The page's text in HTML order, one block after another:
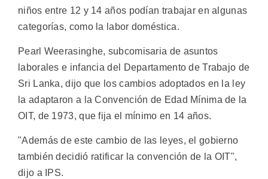
niños entre 12 y 14 años podían trabajar en algunas
categorías, como la labor doméstica.
Pearl Weerasinghe, subcomisaria de asuntos
laborales e infancia del Departamento de Trabajo de
Sri Lanka, dijo que los cambios adoptados en la ley
la adaptaron a la Convención de Edad Mínima de la
OIT, de 1973, que fija el mínimo en 14 años.
"Además de este cambio de las leyes, el gobierno
también decidió ratificar la convención de la OIT",
dijo a IPS.